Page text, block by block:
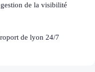
de la visibilité
de lyon 24/7